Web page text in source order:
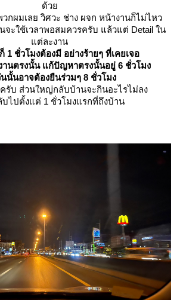
ด้ว
วกผมเลย วิศวะ ช่าง ผจก หน้างานก็ไม่ไหว
ะใช้เวลาพอสมควรครับ แล้วแต่ Detail ใน
ต่ละงาน
1 ชั่วโมงต้องมี อย่างร้ายๆ ที่เคยเจอ
านตรงนั้น แก้ปัญหาตรงนั้นอยู่ 6 ชั่วโมง
นั้นอาจต้องยืนร่วมๆ 8 ชั่วโมง
รับ ส่วนใหญ่กลับบ้านจะกินอะไรไม่ลง
ไปตั้งแต่ 1 ชั่วโมงแรกที่ถึงบ้าน